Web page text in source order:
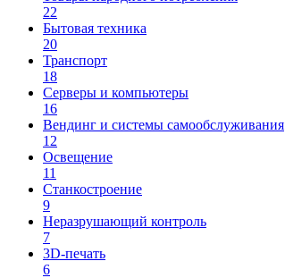
22
Бытовая техника
20
Транспорт
18
Серверы и компьютеры
16
Вендинг и системы самообслуживания
12
Освещение
11
Станкостроение
9
Неразрушающий контроль
7
3D-печать
6